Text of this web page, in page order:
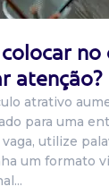
atenção?
atrativo
para uma
vaga, utilize
um formato